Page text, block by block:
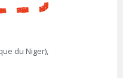
du Niger),